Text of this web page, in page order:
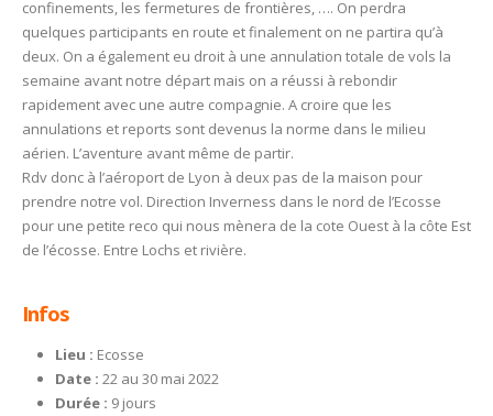
confinements, les fermetures de frontières, …. On perdra
quelques participants en route et finalement on ne partira qu’à
deux. On a également eu droit à une annulation totale de vols la
semaine avant notre départ mais on a réussi à rebondir
rapidement avec une autre compagnie. A croire que les
annulations et reports sont devenus la norme dans le milieu
aérien. L’aventure avant même de partir.
Rdv donc à l’aéroport de Lyon à deux pas de la maison pour
prendre notre vol. Direction Inverness dans le nord de l’Ecosse
pour une petite reco qui nous mènera de la cote Ouest à la côte Est
de l’écosse. Entre Lochs et rivière.
Infos
Lieu : Ecosse
Date : 22 au 30 mai 2022
Durée : 9 jours